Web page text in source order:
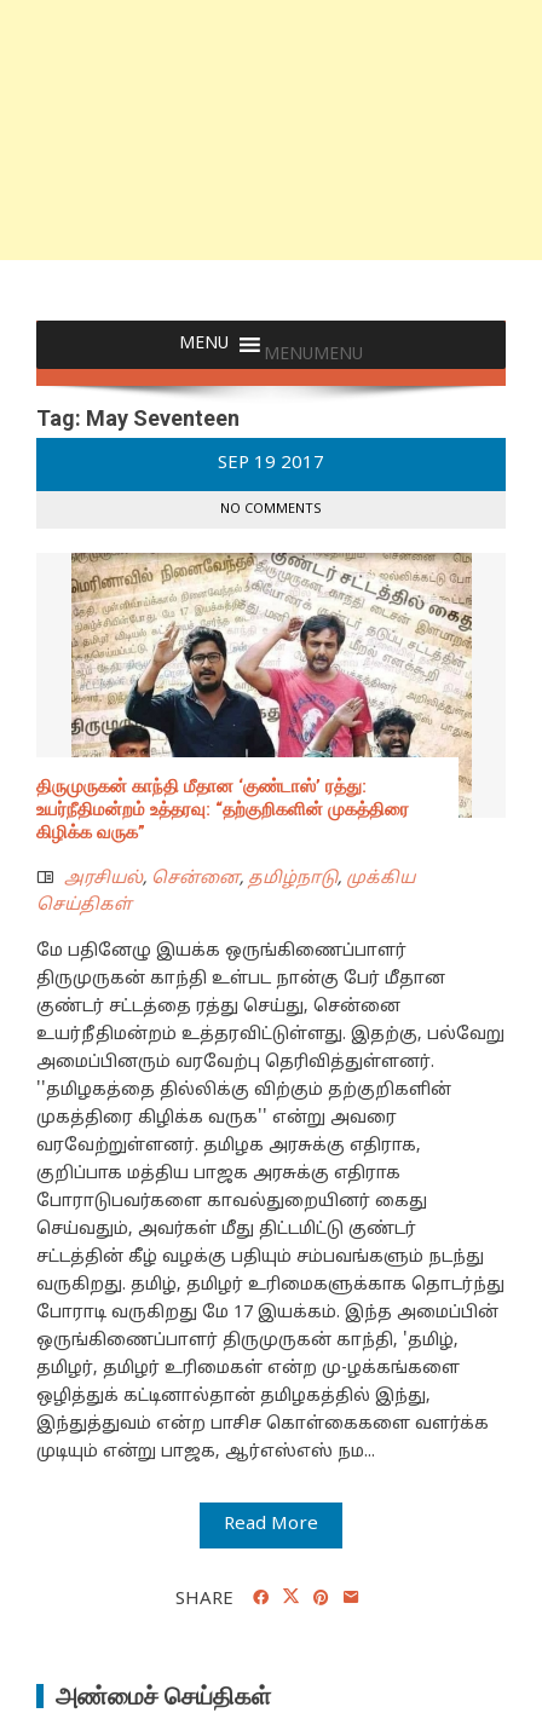
MENUMENU
Tag: May Seventeen
SEP 19 2017
NO COMMENTS
திருமுருகன் காந்தி மீதான ‘குண்டாஸ்’ ரத்து:
உயர்நீதிமன்றம் உத்தரவு: “தற்குறிகளின் முகத்திரை
கிழிக்க வருக”
அரசியல், சென்னை, தமிழ்நாடு, முக்கிய
செய்திகள்
மே பதினேழு இயக்க ஒருங்கிணைப்பாளர்
திருமுருகன் காந்தி உள்பட நான்கு பேர் மீதான
குண்டர் சட்டத்தை ரத்து செய்து, சென்னை
உயர்நீதிமன்றம் உத்தரவிட்டுள்ளது. இதற்கு, பல்வேறு
அமைப்பினரும் வரவேற்பு தெரிவித்துள்ளனர்.
''தமிழகத்தை தில்லிக்கு விற்கும் தற்குறிகளின்
முகத்திரை கிழிக்க வருக'' என்று அவரை
வரவேற்றுள்ளனர். தமிழக அரசுக்கு எதிராக,
குறிப்பாக மத்திய பாஜக அரசுக்கு எதிராக
போராடுபவர்களை காவல்துறையினர் கைது
செய்வதும், அவர்கள் மீது திட்டமிட்டு குண்டர்
சட்டத்தின் கீழ் வழக்கு பதியும் சம்பவங்களும் நடந்து
வருகிறது. தமிழ், தமிழர் உரிமைகளுக்காக தொடர்ந்து
போராடி வருகிறது மே 17 இயக்கம். இந்த அமைப்பின்
ஒருங்கிணைப்பாளர் திருமுருகன் காந்தி, 'தமிழ்,
தமிழர், தமிழர் உரிமைகள் என்ற மு-ழக்கங்களை
ஒழித்துக் கட்டினால்தான் தமிழகத்தில் இந்து,
இந்துத்துவம் என்ற பாசிச கொள்கைகளை வளர்க்க
முடியும் என்று பாஜக, ஆர்எஸ்எஸ் நம...
Read More
SHARE
அண்மைச் செய்திகள்